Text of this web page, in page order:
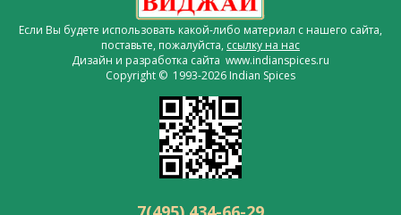
Если Вы будете использовать какой-либо материал с нашего сайта,
поставьте, пожалуйста, ссылку на нас
Дизайн и разработка сайта www.indianspices.ru
Copyright © 1993-2026 Indian Spices